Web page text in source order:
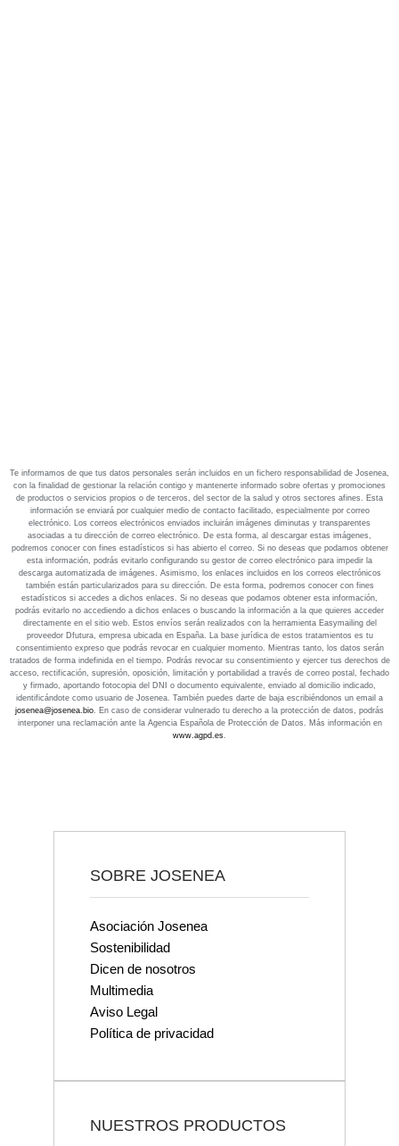
Te informamos de que tus datos personales serán incluidos en un fichero responsabilidad de Josenea,
con la finalidad de gestionar la relación contigo y mantenerte informado sobre ofertas y promociones
de productos o servicios propios o de terceros, del sector de la salud y otros sectores afines. Esta
información se enviará por cualquier medio de contacto facilitado, especialmente por correo
electrónico. Los correos electrónicos enviados incluirán imágenes diminutas y transparentes
asociadas a tu dirección de correo electrónico. De esta forma, al descargar estas imágenes,
podremos conocer con fines estadísticos si has abierto el correo. Si no deseas que podamos obtener
esta información, podrás evitarlo configurando su gestor de correo electrónico para impedir la
descarga automatizada de imágenes. Asimismo, los enlaces incluidos en los correos electrónicos
también están particularizados para su dirección. De esta forma, podremos conocer con fines
estadísticos si accedes a dichos enlaces. Si no deseas que podamos obtener esta información,
podrás evitarlo no accediendo a dichos enlaces o buscando la información a la que quieres acceder
directamente en el sitio web. Estos envíos serán realizados con la herramienta Easymailing del
proveedor Dfutura, empresa ubicada en España. La base jurídica de estos tratamientos es tu
consentimiento expreso que podrás revocar en cualquier momento. Mientras tanto, los datos serán
tratados de forma indefinida en el tiempo. Podrás revocar su consentimiento y ejercer tus derechos de
acceso, rectificación, supresión, oposición, limitación y portabilidad a través de correo postal, fechado
y firmado, aportando fotocopia del DNI o documento equivalente, enviado al domicilio indicado,
identificándote como usuario de Josenea. También puedes darte de baja escribiéndonos un email a
josenea@josenea.bio. En caso de considerar vulnerado tu derecho a la protección de datos, podrás
interponer una reclamación ante la Agencia Española de Protección de Datos. Más información en
www.agpd.es.
SOBRE JOSENEA
Asociación Josenea
Sostenibilidad
Dicen de nosotros
Multimedia
Aviso Legal
Política de privacidad
NUESTROS PRODUCTOS